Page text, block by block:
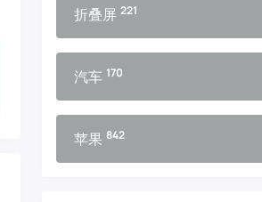
折叠屏 221
汽车 170
苹果 842